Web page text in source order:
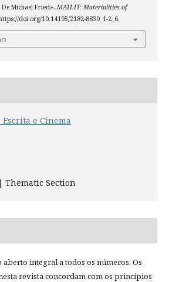
Michael Fried». MATLIT: Materialities of
doi.org/10.14195/2182-8830_1-2_6.
Escrita e Cinema
Thematic Section
aberto integral a todos os números. Os
revista concordam com os princípios